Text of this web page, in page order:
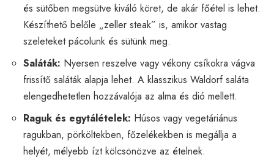
és sütőben megsütve kiváló köret, de akár főétel is lehet.
Készíthető belőle „zeller steak” is, amikor vastag
szeleteket pácolunk és sütünk meg.
Saláták: Nyersen reszelve vagy vékony csíkokra vágva
frissítő saláták alapja lehet. A klasszikus Waldorf saláta
elengedhetetlen hozzávalója az alma és dió mellett.
Raguk és egytálételek: Húsos vagy vegetáriánus
ragukban, pörköltekben, főzelékekben is megállja a
helyét, mélyebb ízt kölcsönözve az ételnek.